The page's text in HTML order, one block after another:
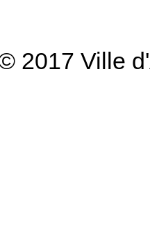
2017 Ville